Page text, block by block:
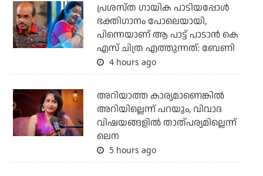
പ്രശസ്ത ഗായിക പാടിയപ്പോൾ
ഭക്തിഗാനം പോലെയായി,
പിന്നെയാണ് ആ പാട്ട് പാടാൻ കെ
എസ് ചിത്ര എത്തുന്നത്: ബേണി
4 hours ago
അറിയാത്ത കാര്യമാണെങ്കിൽ
അറിയില്ലെന്ന് പറയും, വിവാദ
വിഷയങ്ങളിൽ താത്പര്യമില്ലെന്ന്
ലെന
5 hours ago